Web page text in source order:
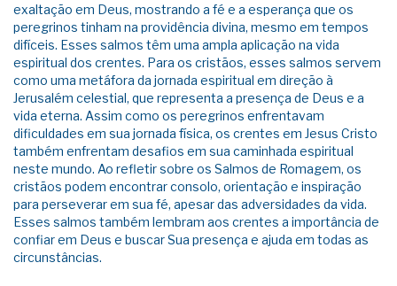
exaltação em Deus, mostrando a fé e a esperança que os
peregrinos tinham na providência divina, mesmo em tempos
difíceis. Esses salmos têm uma ampla aplicação na vida
espiritual dos crentes. Para os cristãos, esses salmos servem
como uma metáfora da jornada espiritual em direção à
Jerusalém celestial, que representa a presença de Deus e a
vida eterna. Assim como os peregrinos enfrentavam
dificuldades em sua jornada física, os crentes em Jesus Cristo
também enfrentam desafios em sua caminhada espiritual
neste mundo. Ao refletir sobre os Salmos de Romagem, os
cristãos podem encontrar consolo, orientação e inspiração
para perseverar em sua fé, apesar das adversidades da vida.
Esses salmos também lembram aos crentes a importância de
confiar em Deus e buscar Sua presença e ajuda em todas as
circunstâncias.